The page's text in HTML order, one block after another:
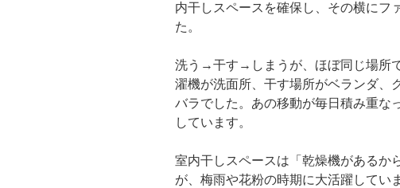
内干しスペースを確保し、その横にフ
た。
洗う→干す→しまうが、ほぼ同じ場所
濯機が洗面所、干す場所がベランダ、
バラでした。あの移動が毎日積み重な
しています。
室内干しスペースは「乾燥機があるか
が、梅雨や花粉の時期に大活躍してい